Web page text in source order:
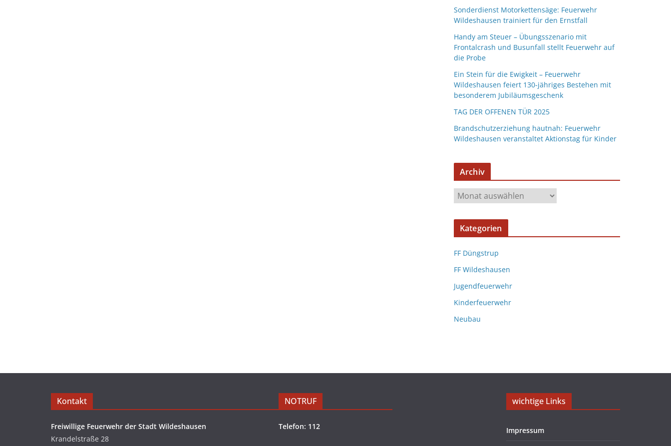
Sonderdienst Motorkettensäge: Feuerwehr
Wildeshausen trainiert für den Ernstfall
Handy am Steuer – Übungsszenario mit
Frontalcrash und Busunfall stellt Feuerwehr auf
die Probe
Ein Stein für die Ewigkeit – Feuerwehr
Wildeshausen feiert 130-jähriges Bestehen mit
besonderem Jubiläumsgeschenk
TAG DER OFFENEN TÜR 2025
Brandschutzerziehung hautnah: Feuerwehr
Wildeshausen veranstaltet Aktionstag für Kinder
Archiv
Kategorien
FF Düngstrup
FF Wildeshausen
Jugendfeuerwehr
Kinderfeuerwehr
Neubau
Kontakt
Freiwillige Feuerwehr der Stadt Wildeshausen
Krandelstraße 28
NOTRUF
Telefon: 112
wichtige Links
Impressum